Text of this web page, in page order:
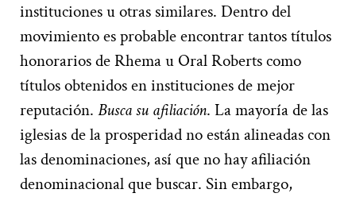
instituciones u otras similares. Dentro del
movimiento es probable encontrar tantos títulos
honorarios de Rhema u Oral Roberts como
títulos obtenidos en instituciones de mejor
reputación. Buscasu afiliación. La mayoría de las
iglesias de la prosperidad no están alineadas con
las denominaciones, así que no hay afiliación
denominacional que buscar. Sin embargo,